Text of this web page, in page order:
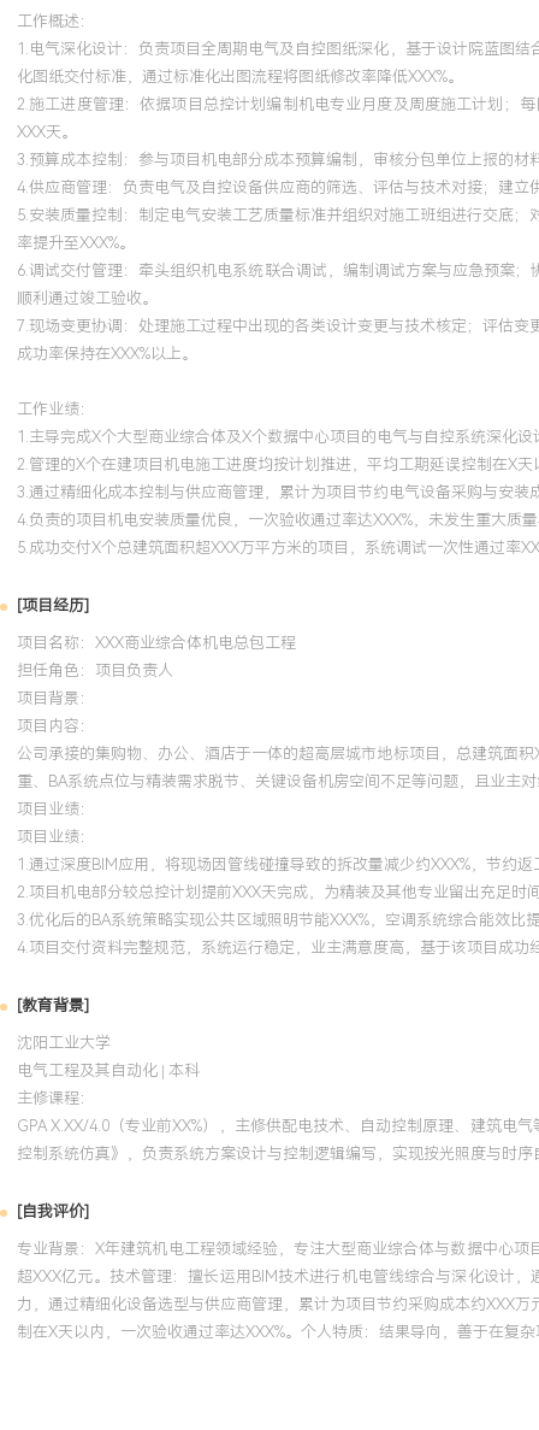
似项目建立了标准设计模板。
工作概述：
1.电气深化设计：负责项目全周期电气及自控图纸深化，基于设计院蓝图
化图纸交付标准，通过标准化出图流程将图纸修改率降低XXX%。
2.施工进度管理：依据项目总控计划编制机电专业月度及周度施工计划；
XXX天。
3.预算成本控制：参与项目机电部分成本预算编制，审核分包单位上报的
4.供应商管理：负责电气及自控设备供应商的筛选、评估与技术对接；建
5.安装质量控制：制定电气安装工艺质量标准并组织对施工班组进行交底
率提升至XXX%。
6.调试交付管理：牵头组织机电系统联合调试，编制调试方案与应急预案
顺利通过竣工验收。
7.现场变更协调：处理施工过程中出现的各类设计变更与技术核定；评估
成功率保持在XXX%以上。
工作业绩：
1.主导完成X个大型商业综合体及X个数据中心项目的电气与自控系统深化
2.管理的X个在建项目机电施工进度均按计划推进，平均工期延误控制在X
3.通过精细化成本控制与供应商管理，累计为项目节约电气设备采购与安装
4.负责的项目机电安装质量优良，一次验收通过率达XXX%，未发生重大质
5.成功交付X个总建筑面积超XXX万平方米的项目，系统调试一次性通过率
[项目经历]
项目名称：XXX商业综合体机电总包工程
担任角色： 项目负责人
项目背景：
项目内容：
公司承接的集购物、办公、酒店于一体的超高层城市地标项目，总建筑面
重、BA系统点位与精装需求脱节、关键设备机房空间不足等问题，且业主
项目业绩：
项目业绩：
1.通过深度BIM应用，将现场因管线碰撞导致的拆改量减少约XXX%，节约
2.项目机电部分较总控计划提前XXX天完成，为精装及其他专业留出充足时
3.优化后的BA系统策略实现公共区域照明节能XXX%，空调系统综合能效比
4.项目交付资料完整规范，系统运行稳定，业主满意度高，基于该项目成
[教育背景]
沈阳工业大学
电气工程及其自动化 | 本科
主修课程：
GPA X.XX/4.0（专业前XX%），主修供配电技术、自动控制原理、建筑电
控制系统仿真》，负责系统方案设计与控制逻辑编写，实现按光照度与时序
[自我评价]
专业背景：X年建筑机电工程领域经验，专注大型商业综合体与数据中心
超XXX亿元。技术管理：擅长运用BIM技术进行机电管线综合与深化设计
力，通过精细化设备选型与供应商管理，累计为项目节约采购成本约XXX
制在X天以内，一次验收通过率达XXX%。个人特质：结果导向，善于在